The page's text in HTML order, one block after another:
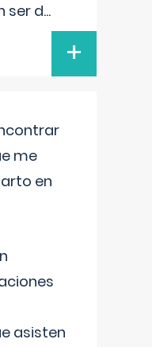
ser d...
+
me
en
asisten